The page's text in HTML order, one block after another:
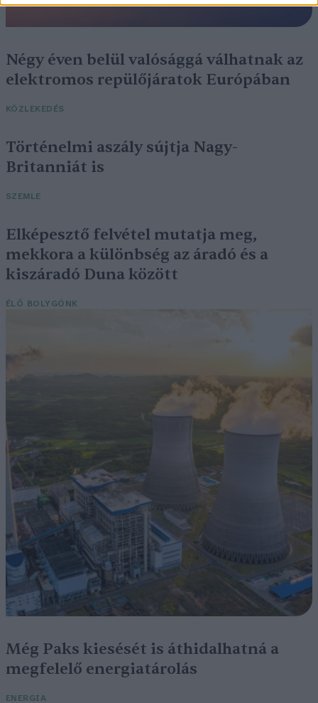
Négy éven belül valósággá válhatnak az
elektromos repülőjáratok Európában
KÖZLEKEDÉS
Történelmi aszály sújtja Nagy-
Britanniát is
SZEMLE
Elképesztő felvétel mutatja meg,
mekkora a különbség az áradó és a
kiszáradó Duna között
ÉLŐ BOLYGÓNK
Még Paks kiesését is áthidalhatná a
megfelelő energiatárolás
ENERGIA